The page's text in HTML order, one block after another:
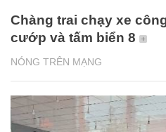
NÓNG TRÊN MẠNG
Chàng trai chạy xe
cướp và tấm biển 8